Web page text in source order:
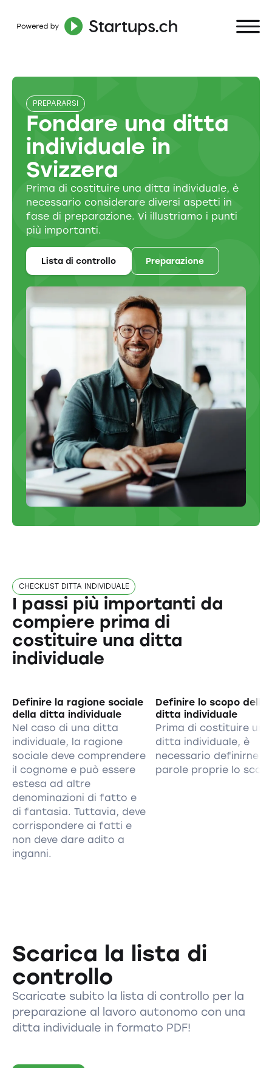
PREPARARSI
Fondare una ditta
individuale in
Svizzera
Prima di costituire una ditta individuale, è
necessario considerare diversi aspetti in
fase di preparazione. Vi illustriamo i punti
più importanti.
Lista di controllo Preparazione
CHECKLIST DITTA INDIVIDUALE
I passi più importanti da
compiere prima di
costituire una ditta
individuale
Definire la ragione sociale
della ditta individuale
Nel caso di una ditta
individuale, la ragione
sociale deve comprendere
il cognome e può essere
estesa ad altre
denominazioni di fatto e
di fantasia. Tuttavia, deve
corrispondere ai fatti e
non deve dare adito a
inganni.
Definire lo scopo della
ditta individuale
Prima di costituire una
ditta individuale, è
necessario definirne
parole proprie lo
Scarica la lista di
controllo
Scaricate subito la lista di controllo per la
preparazione al lavoro autonomo con una
ditta individuale in formato PDF!